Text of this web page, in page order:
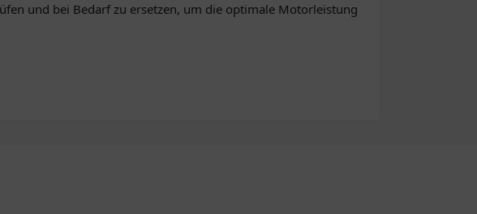
und bei Bedarf zu ersetzen, um die optimale Motorleistung